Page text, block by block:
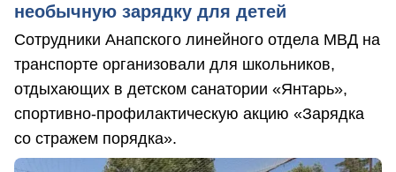
необычную зарядку для детей
Сотрудники Анапского линейного отдела МВД на
транспорте организовали для школьников,
отдыхающих в детском санатории «Янтарь»,
спортивно-профилактическую акцию «Зарядка
со стражем порядка».